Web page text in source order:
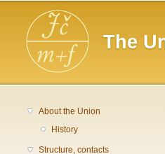
The
Main menu
About the Union
History
Structure, contacts